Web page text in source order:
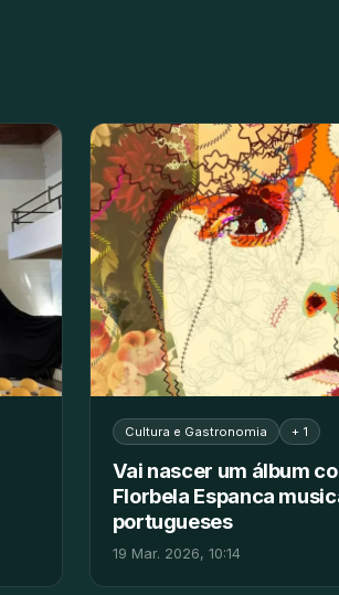
Cultura e Gastronomia + 1
Vai nascer um álbum
Florbela Espanca
portugueses
19 Mar. 2026, 10:14